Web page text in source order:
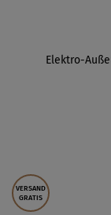
Elektro-
VERSAND
GRATIS